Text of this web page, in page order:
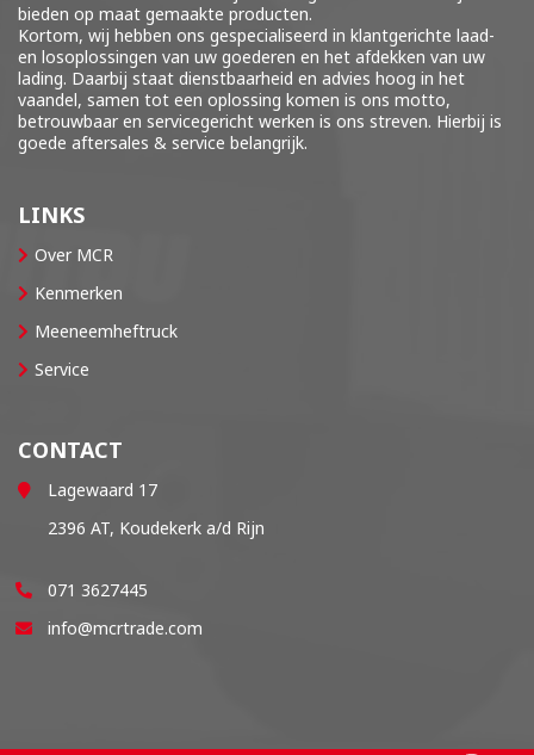
bieden op maat gemaakte producten.
Kortom, wij hebben ons gespecialiseerd in klantgerichte laad-
en losoplossingen van uw goederen en het afdekken van uw
lading. Daarbij staat dienstbaarheid en advies hoog in het
vaandel, samen tot een oplossing komen is ons motto,
betrouwbaar en servicegericht werken is ons streven. Hierbij is
goede aftersales & service belangrijk.
LINKS
Over MCR
Kenmerken
Meeneemheftruck
Service
CONTACT
Lagewaard 17
2396 AT, Koudekerk a/d Rijn
071 3627445
info@mcrtrade.com